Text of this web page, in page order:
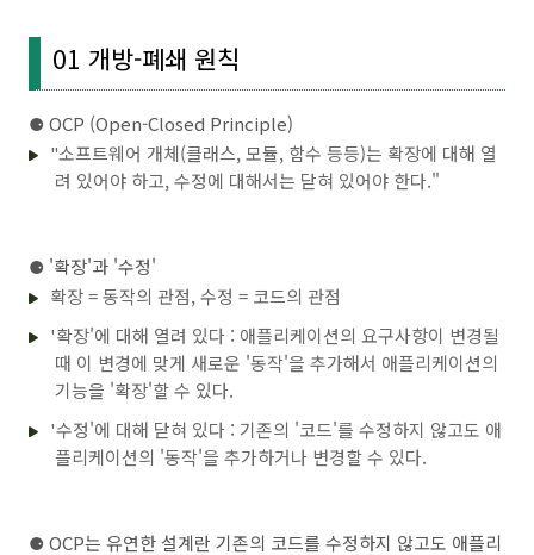
01 개방-폐쇄 원칙
⚈OCP (Open-Closed Principle)
"소프트웨어 개체(클래스, 모듈, 함수 등등)는 확장에 대해 열
려 있어야 하고, 수정에 대해서는 닫혀 있어야 한다."
⚈ '확장'과 '수정'
확장 = 동작의 관점, 수정 = 코드의 관점
'확장'에 대해 열려 있다 : 애플리케이션의 요구사항이 변경될
때 이 변경에 맞게 새로운 '동작'을 추가해서 애플리케이션의
기능을 '확장'할 수 있다.
'수정'에 대해 닫혀 있다 : 기존의 '코드'를 수정하지 않고도 애
플리케이션의 '동작'을 추가하거나 변경할 수 있다.
⚈ OCP는 유연한 설계란 기존의 코드를 수정하지 않고도 애플리